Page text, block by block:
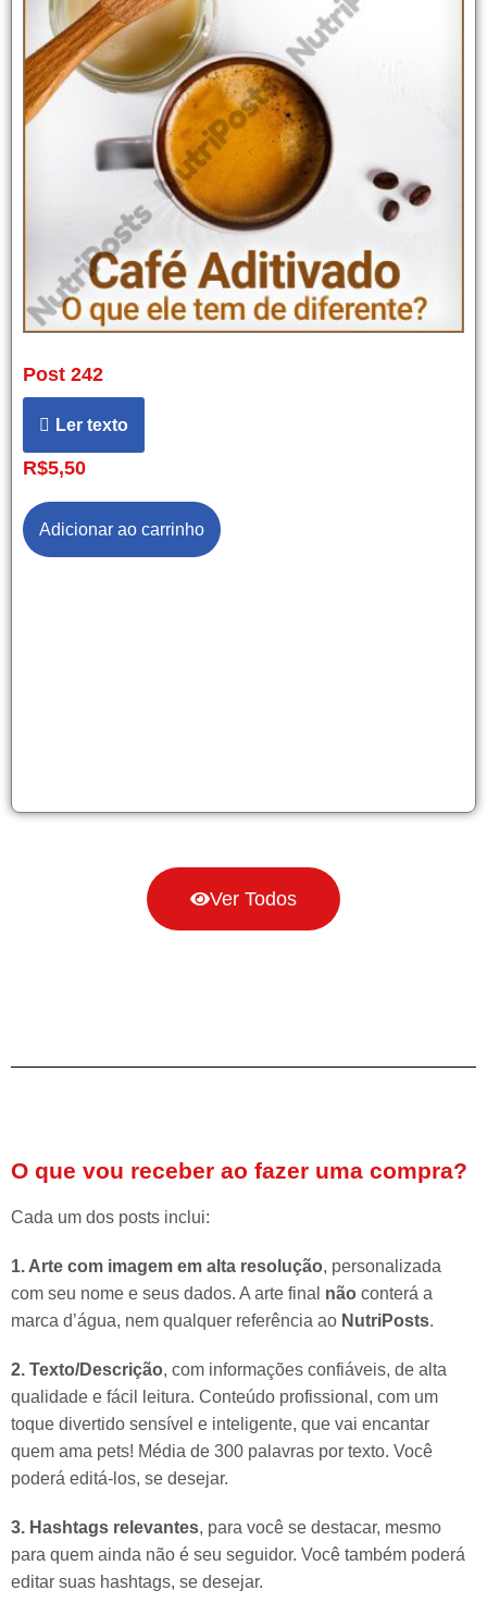
Post 242
Ler texto
R$5,50
Adicionar ao carrinho
Ver Todos
O que vou receber ao fazer uma compra?
Cada um dos posts inclui:
1. Arte com imagem em alta resolução, personalizada
com seu nome e seus dados. A arte final não conterá a
marca d’água, nem qualquer referência ao NutriPosts.
2. Texto/Descrição, com informações confiáveis, de alta
qualidade e fácil leitura. Conteúdo profissional, com um
toque divertido sensível e inteligente, que vai encantar
quem ama pets! Média de 300 palavras por texto. Você
poderá editá-los, se desejar.
3. Hashtags relevantes, para você se destacar, mesmo
para quem ainda não é seu seguidor. Você também poderá
editar suas hashtags, se desejar.